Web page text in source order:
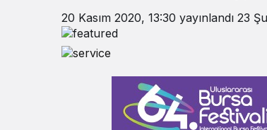
20 Kasım 2020, 13:30 yayınlandı 23